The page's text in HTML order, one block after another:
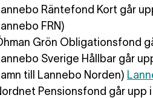
Räntefond Kort går
FRN)
Grön Obligationsfond
Sverige Hållbargår
till
Lannebo Norden)
Pensionsfond går upp i